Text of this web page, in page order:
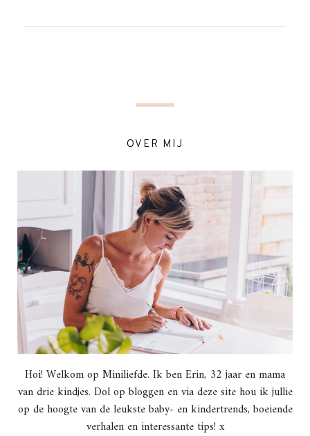
OVER MIJ
Hoi! Welkom op Miniliefde. Ik ben Erin, 32 jaar en mama
van drie kindjes. Dol op bloggen en via deze site hou ik jullie
op de hoogte van de leukste baby- en kindertrends, boeiende
verhalen en interessante tips! x